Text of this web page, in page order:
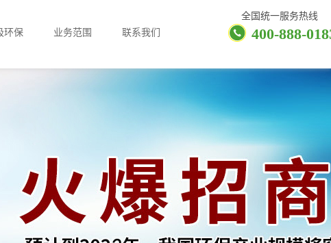
全国统一服务热线
400-888-
环保 业务范围 联系我们